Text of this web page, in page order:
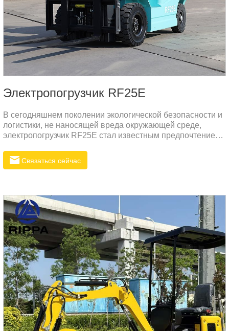
Электропогрузчик RF25E
В сегодняшнем поколении экологической безопасности и
логистики, не наносящей вреда окружающей среде,
электропогрузчик RF25E стал известным предпочтением
производительности и дизайну.
Связаться сейчас